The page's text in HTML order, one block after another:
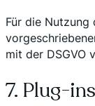
Für die Nutzung
mit der DSGVO
7. Plug-